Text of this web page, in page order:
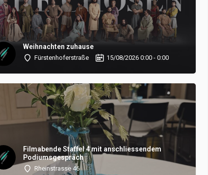
Weihnachten zuhause
Fürstenhoferstraße 15/08/2026 0:00 - 0:00
Filmabende Staffel 4 mit anschliessendem
Podiumsgespräch
Rheinstrasse 46